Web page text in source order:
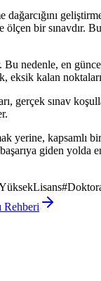
dağarcığını
bir sınavdır.
nedenle, en
eksik kalan
gerçek sınav
yerine, kapsamlı
giden yolda
#
Rehberi